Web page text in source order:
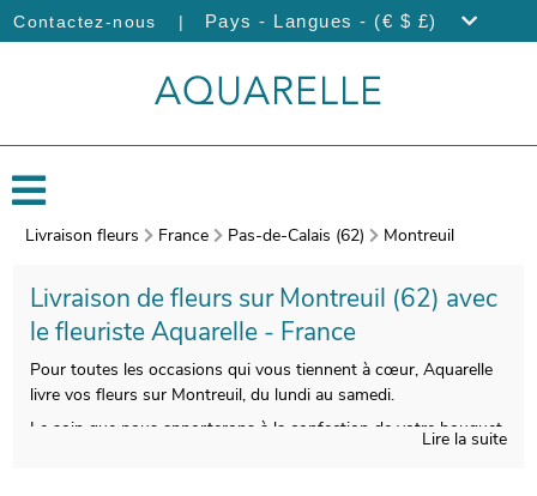
Contactez-nous | Pays - Langues - (€ $ £)
Livraison fleurs France Pas-de-Calais (62) Montreuil
Livraison de fleurs sur Montreuil (62) avec
le fleuriste Aquarelle - France
Pour toutes les occasions qui vous tiennent à cœur, Aquarelle
livre vos fleurs sur Montreuil, du lundi au samedi.
Le soin que nous apporterons à la confection de votre bouquet
Lire la suite